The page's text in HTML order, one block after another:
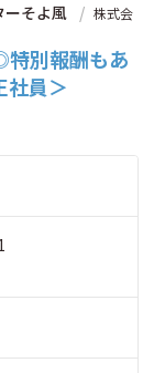
ーそよ風
株式会
特別報酬もあ
社員＞